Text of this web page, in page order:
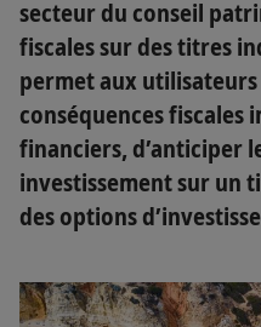
secteur du conseil
fiscales sur des titres
permet aux utilisateurs
conséquences
financiers, d’anticiper
investissement sur un
des options